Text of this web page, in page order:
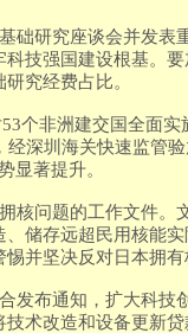
础研究座谈会并发表
科技强国建设根基。
究经费占比。
个非洲建交国全面
经深圳海关快速监管
显著提升。
核问题的工作文件
储存远超民用核能
并坚决反对日本拥有
发布通知，扩大科
术改造和设备更新